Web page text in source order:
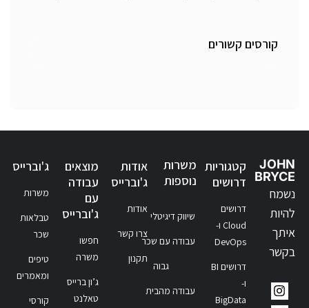
קורסים קשורים
JOHN
BRYCE
נשמח
להיות
איתך
בקשר
קטגוריות
דרושים
דרושים
Cloud ו-
DevOps
דרושים BI
ו-
BigData
משרות
נוספות
שיווק דיגיטלי
עבודה עם שכר
גבוה
עבודה מהבית
אודות
ג'וברייס
אודות
צרו קשר
תקנון
מוצאים
עבודה
עם
ג'וברייס
חפשו
משרה
ג’ון ברייס
טאלנט
ג'וברייס
משרות
טבלאות
שכר
טיפים
ומאמרים
קורסי